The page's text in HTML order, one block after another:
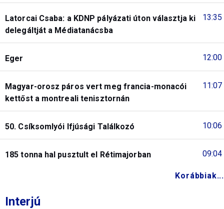
13:35
Latorcai Csaba: a KDNP pályázati úton választja ki
delegáltját a Médiatanácsba
12:00
Eger
11:07
Magyar-orosz páros vert meg francia-monacói
kettőst a montreali tenisztornán
10:06
50. Csíksomlyói Ifjúsági Találkozó
09:04
185 tonna hal pusztult el Rétimajorban
Korábbiak...
Interjú